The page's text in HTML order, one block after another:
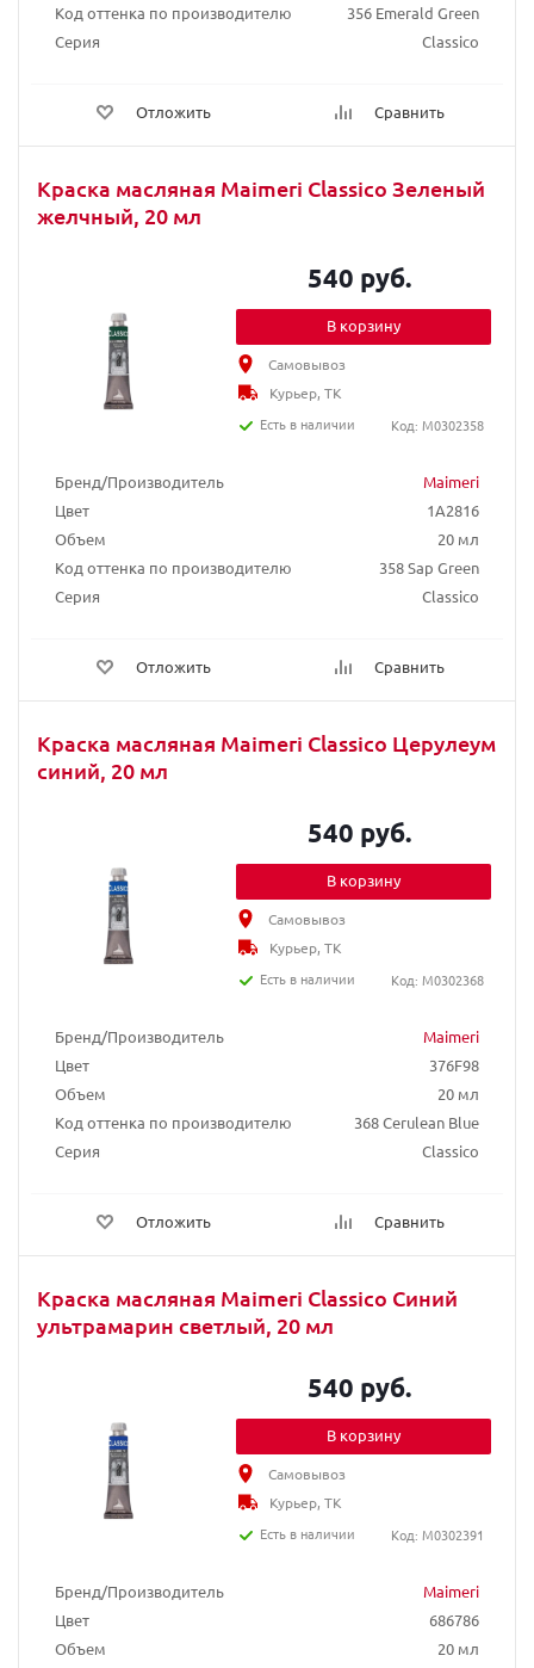
Код оттенка по производителю
356 Emerald Green
Серия
Classico
Отложить Сравнить
Краска масляная Maimeri Classico Зеленый
желчный, 20 мл
Бренд/Производитель
Maimeri
Цвет
1A2816
Объем
20 мл
Код оттенка по производителю
358 Sap Green
Серия
Classico
Отложить Сравнить
540 руб.
В корзину
Самовывоз
Курьер, ТК
Есть в наличии
Код: M0302358
Краска масляная Maimeri Classico Церулеум
синий, 20 мл
Бренд/Производитель
Maimeri
Цвет
376F98
Объем
20 мл
Код оттенка по производителю
368 Cerulean Blue
Серия
Classico
Отложить Сравнить
540 руб.
В корзину
Самовывоз
Курьер, ТК
Есть в наличии
Код: M0302368
Краска масляная Maimeri Classico Синий
ультрамарин светлый, 20 мл
Бренд/Производитель
Maimeri
Цвет
686786
Объем
20 мл
540 руб.
В корзину
Самовывоз
Курьер, ТК
Есть в наличии
Код: M0302391